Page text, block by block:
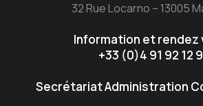
32 Rue Locarno – 13005
Information et rendez
+33 (0)4 91 92 12
Secrétariat Administration